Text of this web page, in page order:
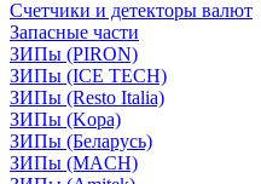
Счетчики и детекторы валют
Запасные части
ЗИПы (PIRON)
ЗИПы (ICE TECH)
ЗИПы (Resto Italia)
ЗИПы (Kopa)
ЗИПы (Беларусь)
ЗИПы (MACH)